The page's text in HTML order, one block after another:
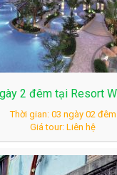
2 đêm tại Resort
Thời gian: 03 ngày 02 đêm
Giá tour: Liên hệ